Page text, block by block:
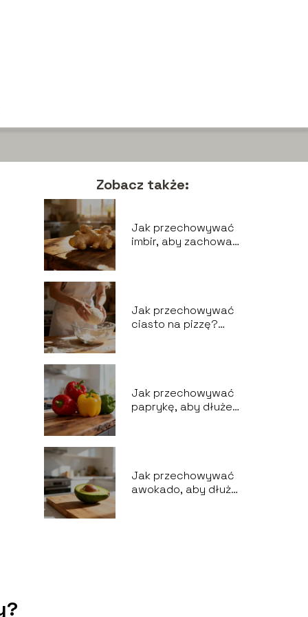
Zobacz także:
Jak przechowywać
imbir, aby zachował
Jak przechowywać
ciasto na pizzę?
Jak przechowywać
paprykę, aby dłużej
Jak przechowywać
awokado, aby dłużej